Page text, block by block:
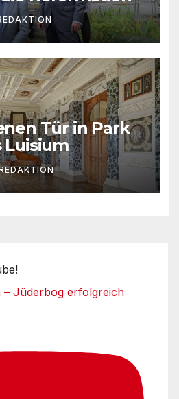
Tür in Park
Luisium
– Jüderbog erfolgreich